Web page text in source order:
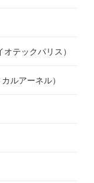
テックパリス）
ルアーネル）